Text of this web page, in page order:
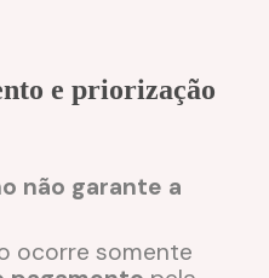
e priorização
não garante a
ocorre somente